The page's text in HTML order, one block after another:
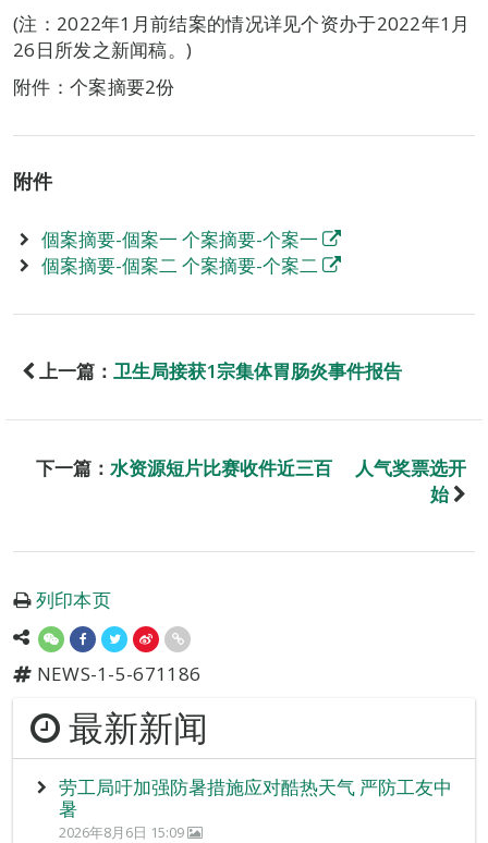
(注：2022年1月前结案的情况详见个资办于2022年1月
26日所发之新闻稿。)
附件：个案摘要2份
附件
個案摘要-個案一 个案摘要-个案一
個案摘要-個案二 个案摘要-个案二
上一篇： 卫生局接获1宗集体胃肠炎事件报告
下一篇： 水资源短片比赛收件近三百 人气奖票选开
始
列印本页
NEWS-1-5-671186
最新新闻
劳工局吁加强防暑措施应对酷热天气 严防工友中
暑
2026年8月6日 15:09